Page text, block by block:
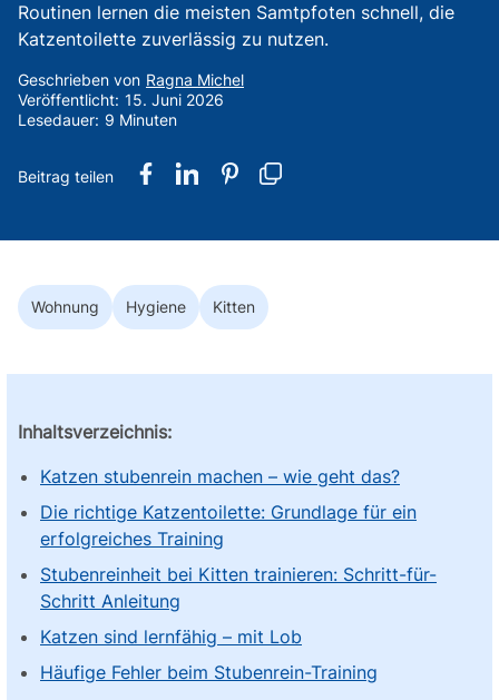
Routinen lernen die meisten Samtpfoten schnell, die
Katzentoilette zuverlässig zu nutzen.
Geschrieben von Ragna Michel
Veröffentlicht: 15. Juni 2026
Lesedauer: 9 Minuten
Wohnung Hygiene Kitten
Inhaltsverzeichnis:
Katzen stubenrein machen – wie geht das?
Die richtige Katzentoilette: Grundlage für ein
erfolgreiches Training
Stubenreinheit bei Kitten trainieren: Schritt-für-
Schritt Anleitung
Katzen sind lernfähig – mit Lob
Häufige Fehler beim Stubenrein-Training